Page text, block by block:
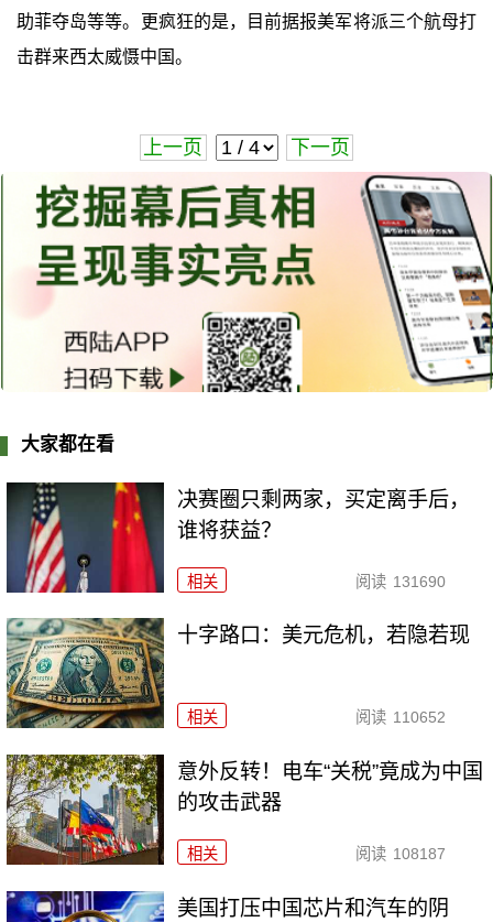
助菲夺岛等等。更疯狂的是，目前据报美军将派三个航母打
击群来西太威慑中国。
上一页 下一页
大家都在看
决赛圈只剩两家，买定离手后，
谁将获益？
相关 阅读 131690
十字路口：美元危机，若隐若现
相关 阅读 110652
意外反转！电车“关税”竟成为中国
的攻击武器
相关 阅读 108187
美国打压中国芯片和汽车的阴